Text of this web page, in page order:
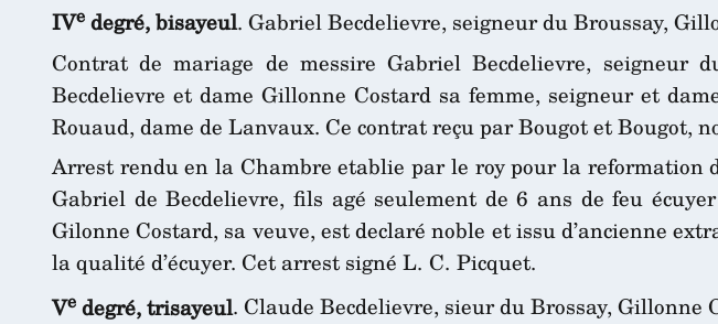
IVe degré, bisayeul. Gabriel Becdelievre, seigneur du Broussay,
Contrat de mariage de messire Gabriel Becdelievre,
Becdelievre et dame Gillonne Costard sa femme, seigneur et
Rouaud, dame de Lanvaux. Ce contrat reçu par Bougot et Bougot,
Arrest rendu en la Chambre etablie par le roy pour la reformation
Gabriel de Becdelievre, fils agé seulement de 6 ans de feu
Gilonne Costard, sa veuve, est declaré noble et issu d’ancienne
la qualité d’écuyer. Cet arrest signé L. C. Picquet.
Ve degré, trisayeul. Claude Becdelievre, sieur du Brossay, Gillonne